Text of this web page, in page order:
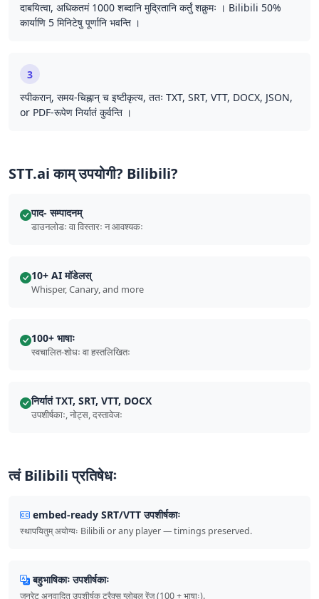
दाबयित्वा, अधिकतमं 1000 शब्दानि मुद्रितानि कर्तुं शक्नुमः । Bilibili 50%
कार्याणि 5 मिनिटेषु पूर्णानि भवन्ति ।
3
स्पीकरान्, समय-चिह्नान् च इष्टीकृत्य, ततः TXT, SRT, VTT, DOCX, JSON,
or PDF-रूपेण निर्यातं कुर्वन्ति ।
STT.ai काम् उपयोगी? Bilibili?
पाद- सम्पादनम्
डाउनलोडः वा विस्तारः न आवश्यकः
10+ AI मॉडेलस्
Whisper, Canary, and more
100+ भाषाः
स्वचालित-शोधः वा हस्तलिखितः
निर्यातं TXT, SRT, VTT, DOCX
उपशीर्षकाः, नोट्स, दस्तावेजः
त्वं Bilibili प्रतिषेधः
embed-ready SRT/VTT उपशीर्षकाः
स्थापयितुम् अयोग्यः Bilibili or any player — timings preserved.
बहुभाषिकाः उपशीर्षकाः
जनरेट् अनुवादित उपशीर्षक ट्रैक्स ग्लोबल रेंज (100 + भाषाः).